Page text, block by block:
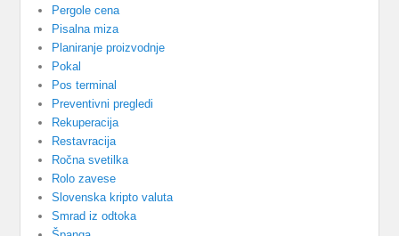
Pergole cena
Pisalna miza
Planiranje proizvodnje
Pokal
Pos terminal
Preventivni pregledi
Rekuperacija
Restavracija
Ročna svetilka
Rolo zavese
Slovenska kripto valuta
Smrad iz odtoka